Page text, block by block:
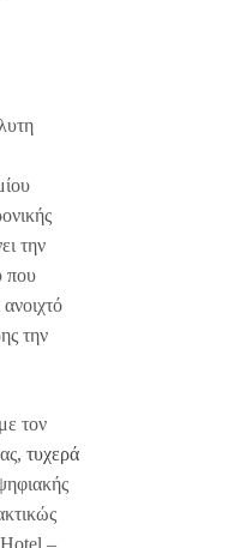
την
που
την
τον
τυχερά
–